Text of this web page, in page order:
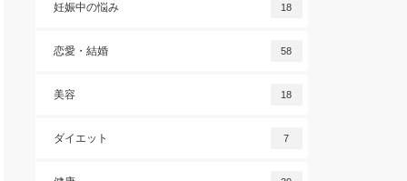
妊娠中の悩み 18
恋愛・結婚 58
美容 18
ダイエット 7